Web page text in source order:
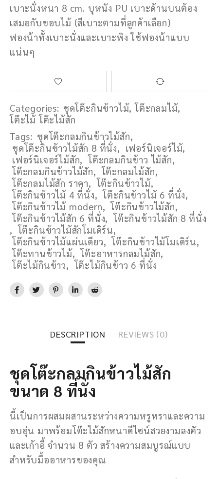
เบาะนั่งหนา 8 cm. บุหนัง PU เบาะด้านบนต้อง
เสมอกับขอบไม้ (สีเบาะตามที่ลูกค้าเลือก)
ฟองน้าทั้งเบาะนั่งและเบาะพิง ใช้ฟองน้าแบบ
แน่นๆ
Categories: ชุดโต๊ะกินข้าวไม้,โต๊ะกลมไม้,
โต๊ะไม้ โต๊ะไม้สัก
Tags: ชุดโต๊ะกลมกินข้าวไม้สัก,
ชุดโต๊ะกินข้าวไม้สัก 8 ที่นั่ง, เฟอร์นิเจอร์ไม้,
เฟอร์นิเจอร์ไม้สัก, โต๊ะกลมกินข้าว ไม้สัก,
โต๊ะกลมกินข้าวไม้สัก, โต๊ะกลมไม้สัก,
โต๊ะกลมไม้สัก ราคา, โต๊ะกินข้าวไม้,
โต๊ะกินข้าวไม้ 4 ที่นั่ง, โต๊ะกินข้าวไม้ 6 ที่นั่ง,
โต๊ะกินข้าวไม้ modern, โต๊ะกินข้าวไม้สัก,
โต๊ะกินข้าวไม้สัก 6 ที่นั่ง, โต๊ะกินข้าวไม้สัก 8 ที่นั่ง
, โต๊ะกินข้าวไม้สักโมเดิร์น,
โต๊ะกินข้าวไม้แผ่นเดียว, โต๊ะกินข้าวไม้โมเดิร์น,
โต๊ะทานข้าวไม้, โต๊ะอาหารกลมไม้สัก,
โต๊ะไม้กินข้าว, โต๊ะไม้กินข้าว 6 ที่นั่ง
DESCRIPTION REVIEWS (0)
ชุดโต๊ะกลมกินข้าวไม้สัก
ขนาด 8 ที่นั่ง
นี้เป็นการผสมผสานระหว่างความหรูหราและความ
อบอุ่น มาพร้อมโต๊ะไม้สักหนาดีไซน์สวยงามลงตัว
และเก้าอี้ จำนวน 8 ตัว สร้างความสมบูรณ์แบบ
สำหรับมื้ออาหารของคุณ